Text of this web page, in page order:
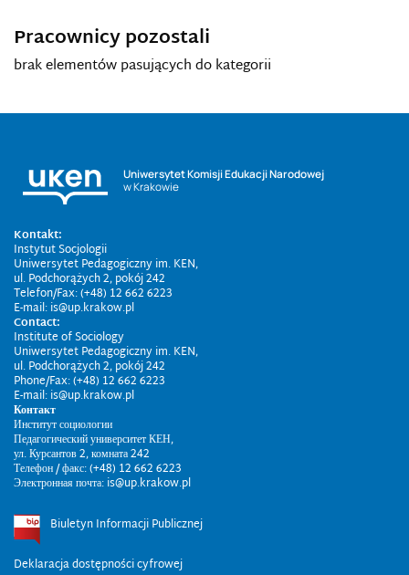
Pracownicy pozostali
brak elementów pasujących do kategorii
Uniwersytet Komisji Edukacji Narodowej
w Krakowie
Kontakt:
Instytut Socjologii
Uniwersytet Pedagogiczny im. KEN,
ul. Podchorążych 2, pokój 242
Telefon/Fax: (+48) 12 662 6223
E-mail: is@up.krakow.pl
Contact:
Institute of Sociology
Uniwersytet Pedagogiczny im. KEN,
ul. Podchorążych 2, pokój 242
Phone/Fax: (+48) 12 662 6223
E-mail: is@up.krakow.pl
Контакт
Институт социологии
Педагогический университет КЕН,
ул. Курсантов 2, комната 242
Телефон / факс: (+48) 12 662 6223
Электронная почта: is@up.krakow.pl
Biuletyn Informacji Publicznej
Deklaracja dostępności cyfrowej